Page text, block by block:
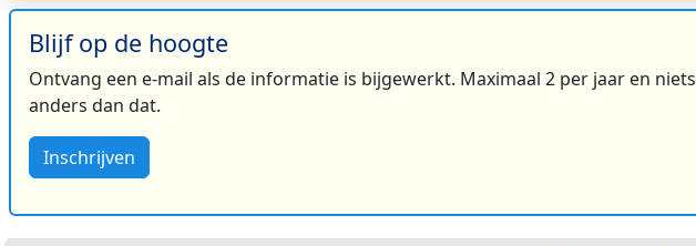
Blijf op de hoogte
Ontvang een e-mail als de informatie is bijgewerkt. Maximaal 2 per jaar en niets
anders dan dat.
Inschrijven